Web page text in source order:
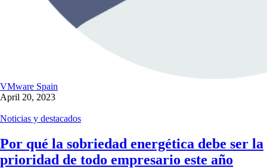
VMware Spain
April 20, 2023
Noticias y destacados
Por qué la sobriedad energética debe ser la
prioridad de todo empresario este año